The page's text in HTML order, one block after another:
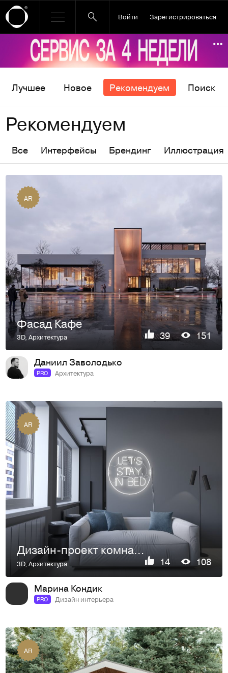
Войти Зарегистрироваться
Ссылка баннера
Лучшее Новое Рекомендуем Поиск
Рекомендуем
Все Интерфейсы Брендинг Иллюстрация
AR
Фасад Кафе
3D,Архитектура 39 151
Даниил Заволодько
PRO Архитектура
AR
Дизайн-проект комнаты для подростка
3D,Архитектура 14 108
Марина Кондик
PRO Дизайн интерьера
AR